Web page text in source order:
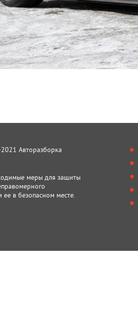
Авторазборка
меры для защиты
ее в безопасном месте.